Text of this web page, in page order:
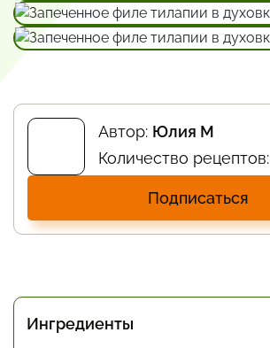
Автор: Юлия М
Количество рецептов:
Подписаться
Ингредиенты